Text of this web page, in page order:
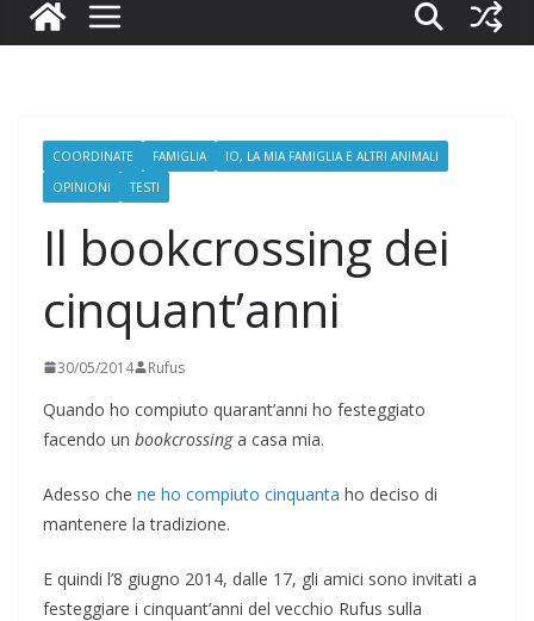
COORDINATE FAMIGLIA
IO, LA MIA FAMIGLIA E ALTRI ANIMALI
OPINIONI
TESTI
Il bookcrossing dei
cinquant’anni
30/05/2014 Rufus
Quando ho compiuto quarant’anni ho festeggiato
facendo un bookcrossinga casa mia.
Adesso che ne ho compiuto cinquanta ho deciso di
mantenere la tradizione.
E quindi l’8 giugno 2014, dalle 17, gli amici sono invitati a
festeggiare i cinquant’anni del vecchio Rufus sulla